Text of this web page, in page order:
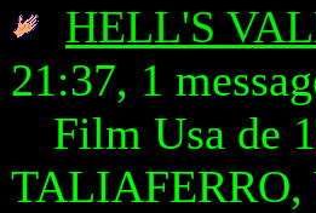
HELL'S
21:37, 1
Film Usa de